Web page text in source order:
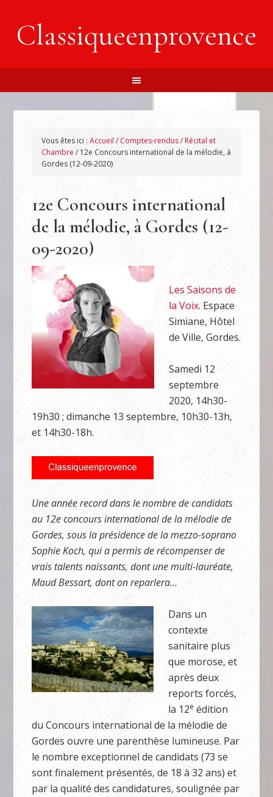
Classiqueenprovence
Vous êtes ici :Accueil / Comptes-rendus/ Récital et
Chambre / 12e Concours international de la mélodie, à
Gordes (12-09-2020)
12e Concours international
de la mélodie, à Gordes (12-
09-2020)
Les Saisons de
la Voix. Espace
Simiane, Hôtel
de Ville, Gordes.
Samedi 12
septembre
2020, 14h30-
19h30 ; dimanche 13 septembre, 10h30-13h,
et 14h30-18h.
Une année record dans le nombre de candidats
au 12e concours international de la mélodie de
Gordes, sous la présidence de la mezzo-soprano
Sophie Koch, qui a permis de récompenser de
vrais talents naissants, dont une multi-lauréate,
Maud Bessart, dont on reparlera…
Dans un
contexte
sanitaire plus
que morose, et
après deux
reports forcés,
la 12e édition
du Concours international de la mélodie de
Gordes ouvre une parenthèse lumineuse. Par
le nombre exceptionnel de candidats (73 se
sont finalement présentés, de 18 à 32 ans) et
par la qualité des candidatures, soulignée par